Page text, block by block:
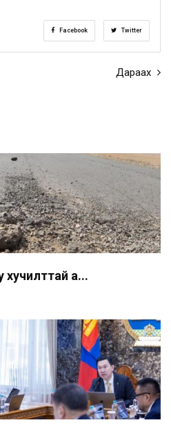
Facebook Twitter
Дараах
хучилттай а...